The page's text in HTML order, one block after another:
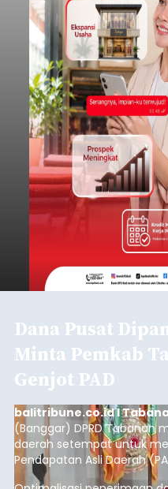
Dana Pusat
Minta Pemkab
Genjot PAD
balitribune.co.id I
(Banggar) DPRD Tabanan
daerah setempat untuk
Pendapatan Asli Daerah
anggaran 2027.